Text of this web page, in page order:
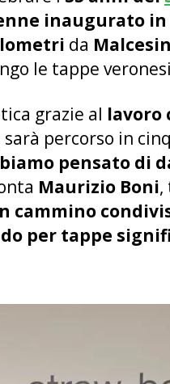
inaugurato
da
le tappe
grazie al lavoro
sarà percorso in
pensato di
Maurizio Boni,
cammino
per tappe